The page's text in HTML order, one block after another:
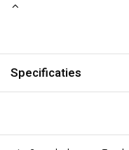
Specificaties